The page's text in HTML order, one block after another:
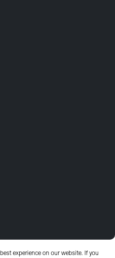
experience on our website. If you